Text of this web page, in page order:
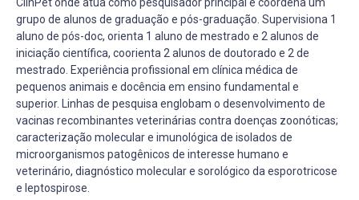
grupo de alunos de graduação e pós-graduação. Supervisiona 1
aluno de pós-doc, orienta 1 aluno de mestrado e 2 alunos de
iniciação científica, coorienta 2 alunos de doutorado e 2 de
mestrado. Experiência profissional em clínica médica de
pequenos animais e docência em ensino fundamental e
superior. Linhas de pesquisa englobam o desenvolvimento de
vacinas recombinantes veterinárias contra doenças zoonóticas;
caracterização molecular e imunológica de isolados de
microorganismos patogênicos de interesse humano e
veterinário, diagnóstico molecular e sorológico da esporotricose
e leptospirose.